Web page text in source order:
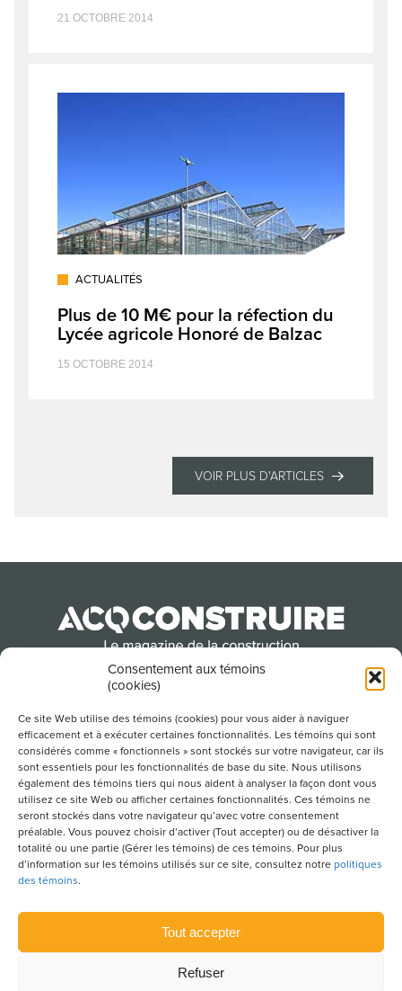
Consentement aux témoins
(cookies)
Ce site Web utilise des témoins (cookies) pour vous aider à naviguer
efficacement et à exécuter certaines fonctionnalités. Les témoins qui sont
considérés comme « fonctionnels » sont stockés sur votre navigateur, car ils
sont essentiels pour les fonctionnalités de base du site. Nous utilisons
également des témoins tiers qui nous aident à analyser la façon dont vous
utilisez ce site Web ou afficher certaines fonctionnalités. Ces témoins ne
seront stockés dans votre navigateur qu’avec votre consentement
préalable. Vous pouvez choisir d’activer (Tout accepter) ou de désactiver la
totalité ou une partie (Gérer les témoins) de ces témoins. Pour plus
d’information sur les témoins utilisés sur ce site, consultez notre politiques
des témoins.
Tout accepter
Refuser
21 OCTOBRE 2014
ACTUALITÉS
Plus de 10 M€ pour la réfection du
Lycée agricole Honoré de Balzac
15 OCTOBRE 2014
VOIR PLUS D'ARTICLES
Québec
POUR S’ABONNER À NOTRE INFOLETTRE
LIENS UTILES
POLITIQUE DE CONFIDENTIALITÉ
PLAN DU SITE